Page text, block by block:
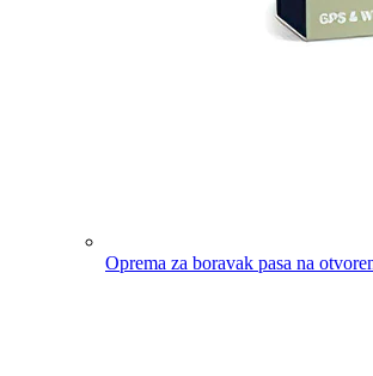
Oprema za boravak pasa na